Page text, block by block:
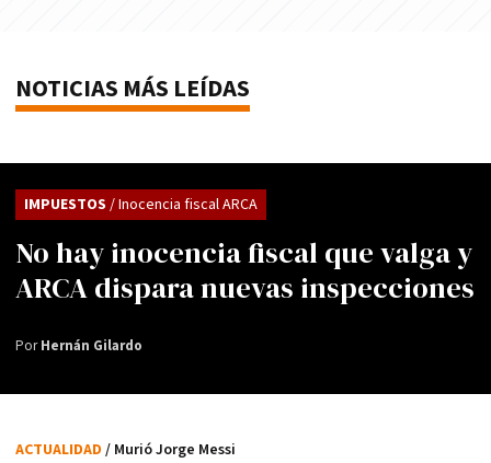
NOTICIAS MÁS LEÍDAS
No hay inocencia fiscal que valga y
ARCA dispara nuevas inspecciones
IMPUESTOS / Inocencia fiscal ARCA
PorHernán Gilardo
ACTUALIDAD / Murió Jorge Messi